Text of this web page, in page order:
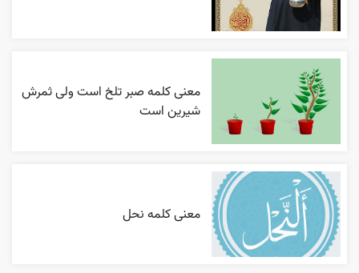
معنی کلمه صبر تلخ است ولی ثمرش
شیرین است
معنی کلمه نحل